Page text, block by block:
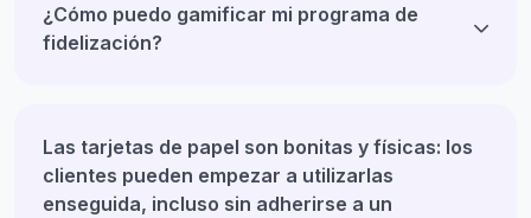
¿Cómo puedo gamificar mi programa de
fidelización?
Las tarjetas de papel son bonitas y físicas: los
clientes pueden empezar a utilizarlas
enseguida, incluso sin adherirse a un